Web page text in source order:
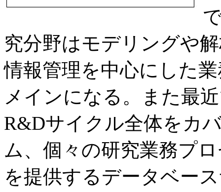
究分野はモデリングや
情報管理を中心にした
メインになる。また最
R&Dサイクル全体をカ
ム、個々の研究業務プ
を提供するデータベー